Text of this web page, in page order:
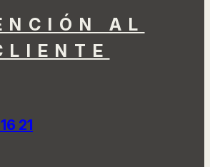
AL
21